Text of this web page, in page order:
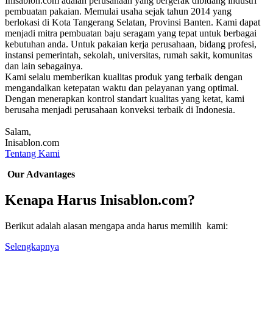
pembuatan pakaian. Memulai usaha sejak tahun 2014 yang
berlokasi di Kota Tangerang Selatan, Provinsi Banten. Kami dapat
menjadi mitra pembuatan baju seragam yang tepat untuk berbagai
kebutuhan anda. Untuk pakaian kerja perusahaan, bidang profesi,
instansi pemerintah, sekolah, universitas, rumah sakit, komunitas
dan lain sebagainya.
Kami selalu memberikan kualitas produk yang terbaik dengan
mengandalkan ketepatan waktu dan pelayanan yang optimal.
Dengan menerapkan kontrol standart kualitas yang ketat, kami
berusaha menjadi perusahaan konveksi terbaik di Indonesia.
Salam,
Inisablon.com
Tentang Kami
Our Advantages
Kenapa Harus Inisablon.com?
Berikut adalah alasan mengapa anda harus memilih kami:
Selengkapnya